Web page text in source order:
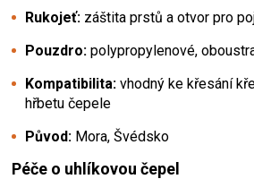
Rukojeť: záštita prstů a otvor pro
Pouzdro: polypropylenové,
Kompatibilita: vhodný ke křesání
hřbetu čepele
Původ: Mora, Švédsko
Péče o uhlíkovou čepel